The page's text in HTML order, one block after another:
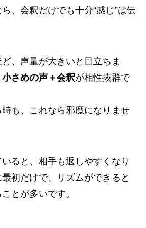
、会釈だけでも十分“感じ”は伝
、声量が大きいと目立ちま
小さめの声＋会釈が相性抜群で
も、これなら邪魔になりませ
ると、相手も返しやすくなり
初だけで、リズムができると
とが多いです。